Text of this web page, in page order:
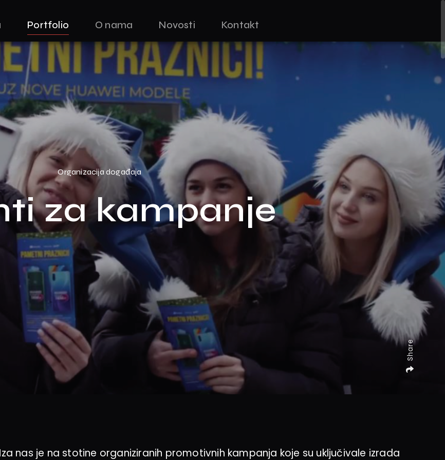
Portfolio O nama Novosti Kontakt
Organizacija događaja
za kampanje
Share
Iza nas je na stotine organiziranih promotivnih kampanja koje su uključivale izrada